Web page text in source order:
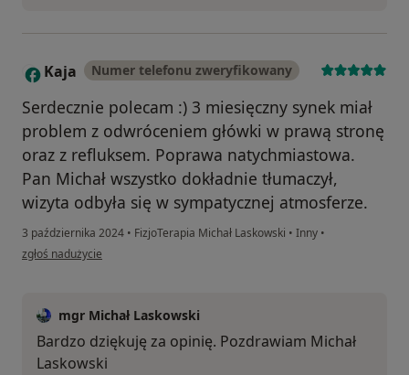
K Kaja Numer telefonu zweryfikowany
Serdecznie polecam :) 3 miesięczny synek miał
problem z odwróceniem główki w prawą stronę
oraz z refluksem. Poprawa natychmiastowa.
Pan Michał wszystko dokładnie tłumaczył,
wizyta odbyła się w sympatycznej atmosferze.
3 października 2024 • FizjoTerapia Michał Laskowski • Inny •
w opinii użytkownika Kaja
zgłoś nadużycie
mgr Michał Laskowski
Bardzo dziękuję za opinię. Pozdrawiam Michał
Laskowski